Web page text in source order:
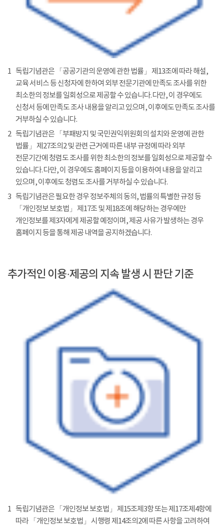
1 독립기념관은 「공공기관의 운영에 관한 법률」 제13조에 따라 해설,
교육 서비스 등 신청자에 한하여 외부 전문기관에 만족도 조사를 위한
최소한의 정보를 일회성으로 제공할 수 있습니다. 다만, 이 경우에도
신청서 등에 만족도 조사 내용을 알리고 있으며, 이후에도 만족도 조사를
거부하실 수 있습니다.
2 독립기념관은 「부패방지 및 국민권익위원회의 설치와 운영에 관한
법률」 제27조의2 및 관련 근거에 따른 내부 규정에 따라 외부
전문기간에 청렴도 조사를 위한 최소한의 정보를 일회성으로 제공할 수
있습니다. 다만, 이 경우에도 홈페이지 등을 이용하여 내용을 알리고
있으며, 이후에도 청렴도 조사를 거부하실 수 있습니다.
3 독립기념관은 필요한 경우 정보주체의 동의, 법률의 특별한 규정 등
「개인정보 보호법」 제17조 및 제18조에 해당하는 경우에만
개인정보를 제3자에게 제공할 예정이며, 제공 사유가 발생하는 경우
홈페이지 등을 통해 제공 내역을 공지하겠습니다.
추가적인 이용·제공의 지속 발생 시 판단 기준
1 독립기념관은 「개인정보 보호법」 제15조제3항 또는 제17조제4항에
따라 「개인정보 보호법」 시행령 제14조의2에 따른 사항을 고려하여